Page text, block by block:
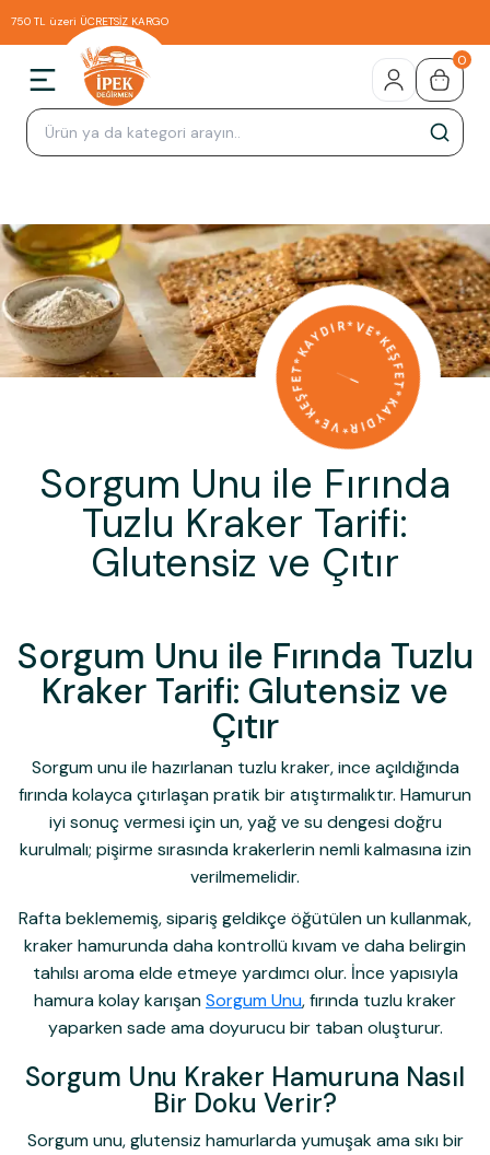
750 TL üzeri ÜCRETSİZ KARGO
0
Sorgum Unu ile Fırında
Tuzlu Kraker Tarifi:
Glutensiz ve Çıtır
Sorgum Unu ile Fırında Tuzlu
Kraker Tarifi: Glutensiz ve
Çıtır
Sorgum unu ile hazırlanan tuzlu kraker, ince açıldığında
fırında kolayca çıtırlaşan pratik bir atıştırmalıktır. Hamurun
iyi sonuç vermesi için un, yağ ve su dengesi doğru
kurulmalı; pişirme sırasında krakerlerin nemli kalmasına izin
verilmemelidir.
Rafta beklememiş, sipariş geldikçe öğütülen un kullanmak,
kraker hamurunda daha kontrollü kıvam ve daha belirgin
tahılsı aroma elde etmeye yardımcı olur. İnce yapısıyla
hamura kolay karışanSorgum Unu, fırında tuzlu kraker
yaparken sade ama doyurucu bir taban oluşturur.
Sorgum Unu Kraker Hamuruna Nasıl
Bir Doku Verir?
Sorgum unu, glutensiz hamurlarda yumuşak ama sıkı bir